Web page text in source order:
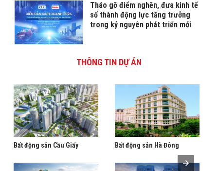
Tháo gỡ điểm nghẽn, đưa kinh tế
số thành động lực tăng trưởng
trong kỷ nguyên phát triển mới
THÔNG TIN DỰ ÁN
Bất động sản Cầu Giấy Bất động sản Hà Đông